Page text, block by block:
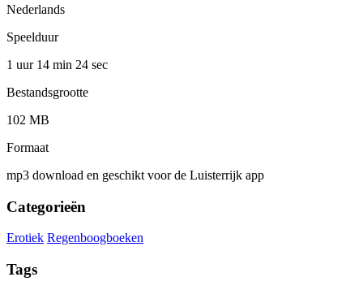
Nederlands
Speelduur
1 uur 14 min 24 sec
Bestandsgrootte
102 MB
Formaat
mp3 download en geschikt voor de Luisterrijk app
Categorieën
Erotiek Regenboogboeken
Tags